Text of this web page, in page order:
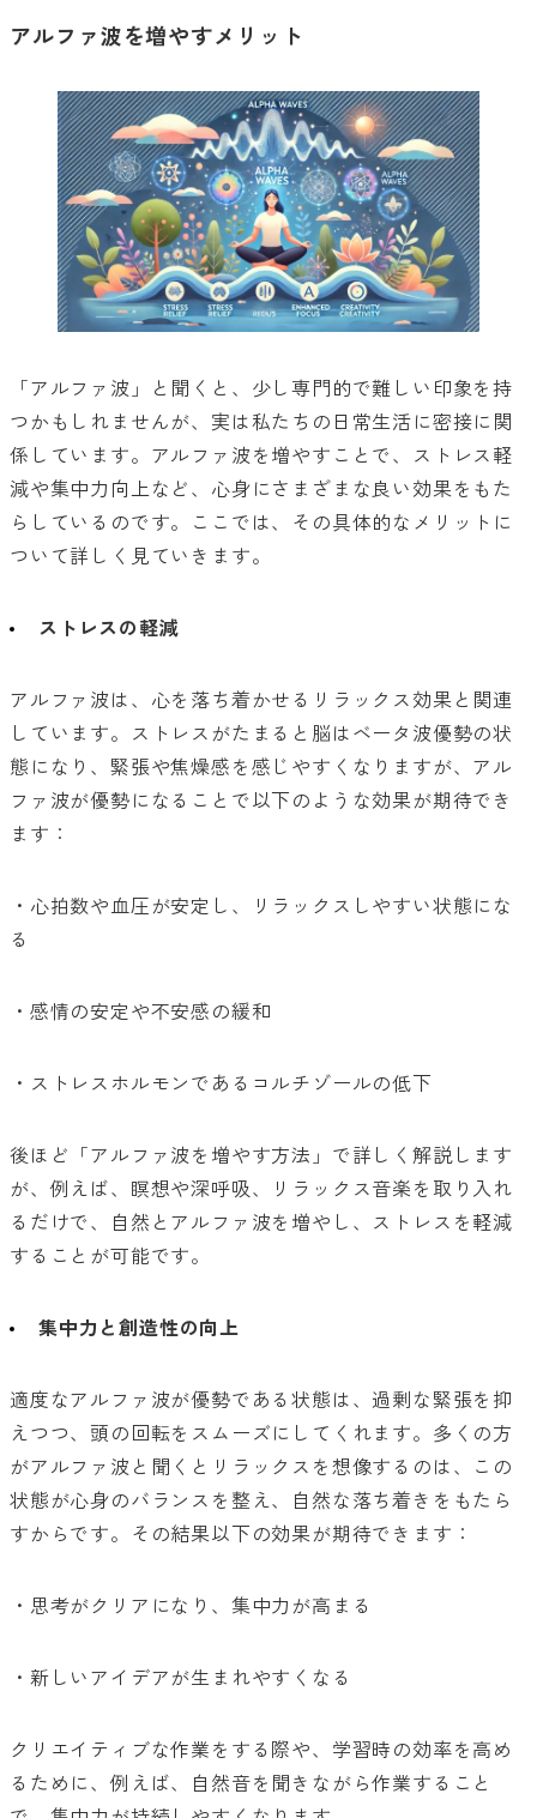
アルファ波を増やすメリット
「アルファ波」と聞くと、少し専門的で難しい印象を持
つかもしれませんが、実は私たちの日常生活に密接に関
係しています。アルファ波を増やすことで、ストレス軽
減や集中力向上など、心身にさまざまな良い効果をもた
らしているのです。ここでは、その具体的なメリットに
ついて詳しく見ていきます。
ストレスの軽減
アルファ波は、心を落ち着かせるリラックス効果と関連
しています。ストレスがたまると脳はベータ波優勢の状
態になり、緊張や焦燥感を感じやすくなりますが、アル
ファ波が優勢になることで以下のような効果が期待でき
ます：
・心拍数や血圧が安定し、リラックスしやすい状態にな
る
・感情の安定や不安感の緩和
・ストレスホルモンであるコルチゾールの低下
後ほど「アルファ波を増やす方法」で詳しく解説します
が、例えば、瞑想や深呼吸、リラックス音楽を取り入れ
るだけで、自然とアルファ波を増やし、ストレスを軽減
することが可能です。
集中力と創造性の向上
適度なアルファ波が優勢である状態は、過剰な緊張を抑
えつつ、頭の回転をスムーズにしてくれます。多くの方
がアルファ波と聞くとリラックスを想像するのは、この
状態が心身のバランスを整え、自然な落ち着きをもたら
すからです。その結果以下の効果が期待できます：
・思考がクリアになり、集中力が高まる
・新しいアイデアが生まれやすくなる
クリエイティブな作業をする際や、学習時の効率を高め
るために、例えば、自然音を聞きながら作業すること